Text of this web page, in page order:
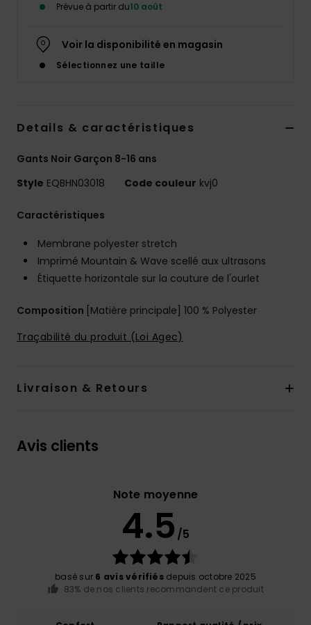
Prévue à partir du10 août
Voir la disponibilité en magasin
Sélectionnez une taille
Details & caractéristiques
Gants Noir Garçon 8-16 ans
Style EQBHN03018 Code couleur kvj0
Caractéristiques
Membrane polyester stretch
Imprimé Mountain & Wave scellé aux ultrasons
Étiquette horizontale sur la couture de l'ourlet
Composition [Matière principale] 100 % Polyester
Traçabilité du produit (Loi Agec)
Livraison & Retours
Avis clients
Note moyenne
4.5 /5
basé sur 6 avis vérifiésdepuis octobre 2025
83% de nos clients recommandent ce produit